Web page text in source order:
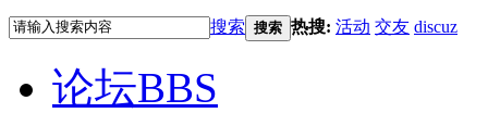
搜索 搜索 热搜: 活动 交友 discuz
论坛BBS